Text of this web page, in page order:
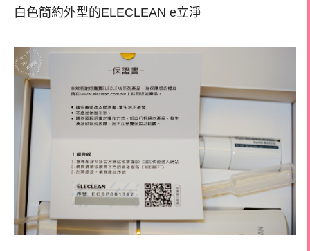
白色簡約外型的ELECLEAN e立淨